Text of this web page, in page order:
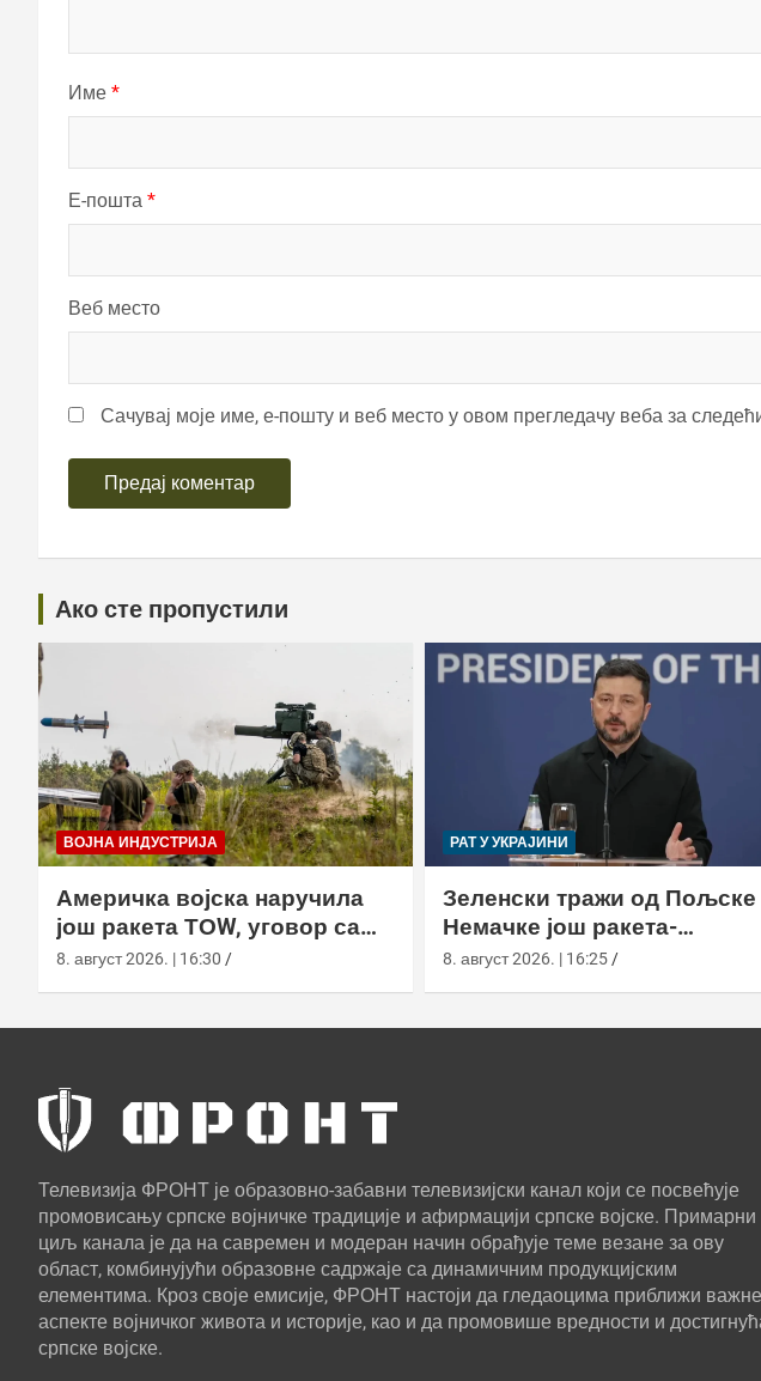
Име *
Е-пошта *
Веб место
Сачувај моје име, е-пошту и веб место у овом прегледачу веба за
Ако сте пропустили
ВОЈНА ИНДУСТРИЈА
Америчка војска наручила
још ракета ТОW, уговор са
Раyтхеон порастао на 750,8
8. август 2026. | 16:30
РАТ У УКРАЈИНИ
Зеленски тражи од Пољске
Немачке још ракета-
пресретача
8. август 2026. | 16:25
Телевизија ФРОНТ је образовно-забавни телевизијски канал који се посвећује
промовисању српске војничке традиције и афирмацији српске војске. Примарни
циљ канала је да на савремен и модеран начин обрађује теме везане за ову
област, комбинујући образовне садржаје са динамичним продукцијским
елементима. Кроз своје емисије, ФРОНТ настоји да гледаоцима приближи важне
аспекте војничког живота и историје, као и да промовише вредности и
српске војске.